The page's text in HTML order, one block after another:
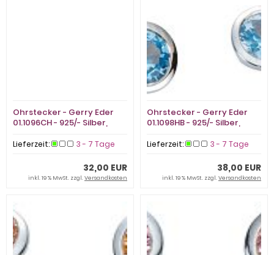
Ohrstecker - Gerry Eder
01.1096CH - 925/- Silber,
Lieferzeit: 3 - 7 Tage
32,00 EUR
inkl. 19 % MwSt. zzgl.Versandkosten
Ohrstecker - Gerry Eder
01.1098HB - 925/- Silber,
Lieferzeit: 3 - 7 Tage
38,00 EUR
inkl. 19 % MwSt. zzgl.Versandkosten